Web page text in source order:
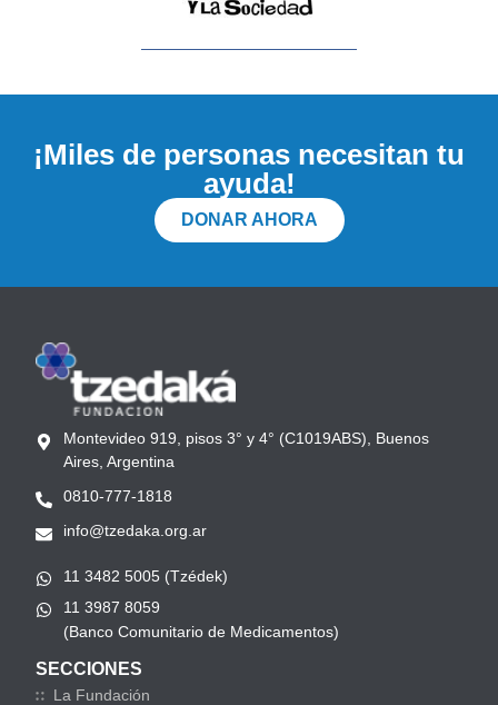
¡Miles de personas necesitan tu
ayuda!
DONAR AHORA
Montevideo 919, pisos 3° y 4° (C1019ABS), Buenos
Aires, Argentina
0810-777-1818
info@tzedaka.org.ar
11 3482 5005 (Tzédek)
11 3987 8059
(Banco Comunitario de Medicamentos)
SECCIONES
La Fundación